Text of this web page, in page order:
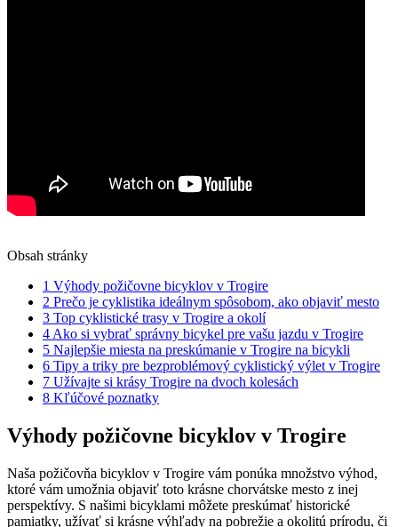
Obsah stránky
1 Výhody požičovne bicyklov v Trogire
2 Prečo je cyklistika ideálnym spôsobom, ako objaviť mesto
3 Top cyklistické trasy v Trogire a okolí
4 Ako si vybrať správny bicykel pre vašu jazdu v Trogire
5 Najlepšie miesta na preskúmanie v Trogire na bicykli
6 Tipy a triky pre bezproblémový cyklistický výlet v Trogire
7 Užívajte si krásy Trogire na dvoch kolesách
8 Kľúčové poznatky
Výhody požičovne bicyklov v Trogire
Naša požičovňa bicyklov v Trogire vám ponúka množstvo výhod,
ktoré vám umožnia objaviť toto krásne chorvátske mesto z inej
perspektívy. S našimi bicyklami môžete preskúmať historické
pamiatky, užívať si krásne výhľady na pobrežie a okolitú prírodu, či